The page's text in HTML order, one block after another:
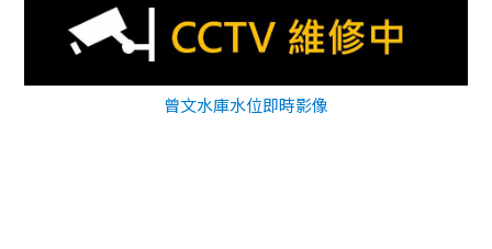
曾文水庫水位即時影像